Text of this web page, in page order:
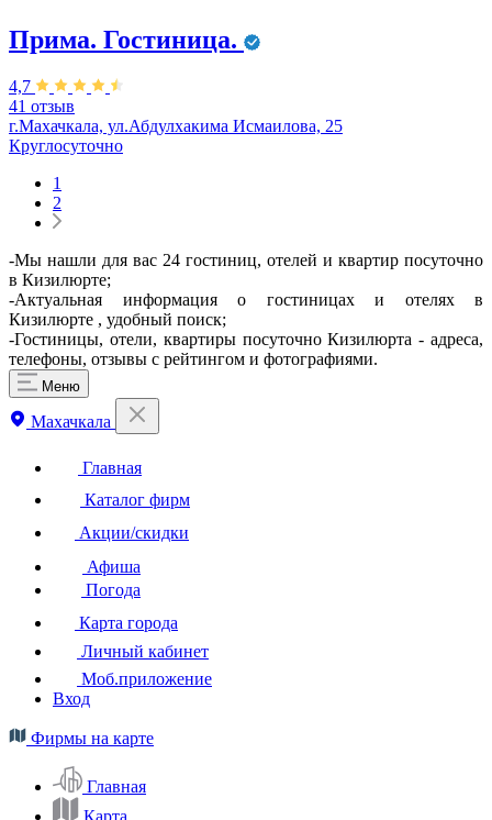
Прима. Гостиница.
4,7
41 отзыв
г.Махачкала, ул.Абдулхакима Исмаилова, 25
Круглосуточно
1
2
-Мы нашли для вас 24 гостиниц, отелей и квартир посуточно
в Кизилюрте;
-Актуальная информация о гостиницах и отелях в
Кизилюрте , удобный поиск;
-Гостиницы, отели, квартиры посуточно Кизилюрта - адреса,
телефоны, отзывы с рейтингом и фотографиями.
Меню
Махачкала
Главная
Каталог фирм
Акции/скидки
Афиша
Погода
Карта города
Личный кабинет
Моб.приложение
Вход
Фирмы на карте
Главная
Карта